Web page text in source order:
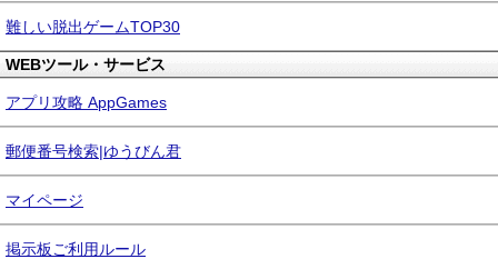
難しい脱出ゲームTOP30
WEBツール・サービス
アプリ攻略 AppGames
郵便番号検索|ゆうびん君
マイページ
掲示板ご利用ルール